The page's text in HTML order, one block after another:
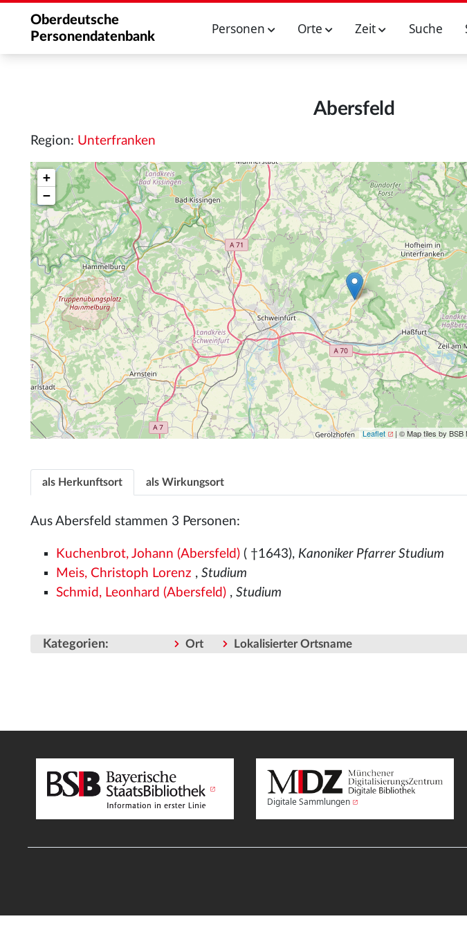
Oberdeutsche
Personendatenbank
Personen Orte Zeit Suche
Abersfeld
Region: Unterfranken
+
−
Leaflet | © Map tiles by BSB
als Herkunftsort als Wirkungsort
Aus Abersfeld stammen 3 Personen:
Kuchenbrot, Johann (Abersfeld) ( †1643), Kanoniker Pfarrer Studium
Meis, Christoph Lorenz ,Studium
Schmid, Leonhard (Abersfeld) ,Studium
Kategorien: Ort Lokalisierter Ortsname
Digitale Sammlungen